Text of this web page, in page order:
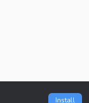
Install